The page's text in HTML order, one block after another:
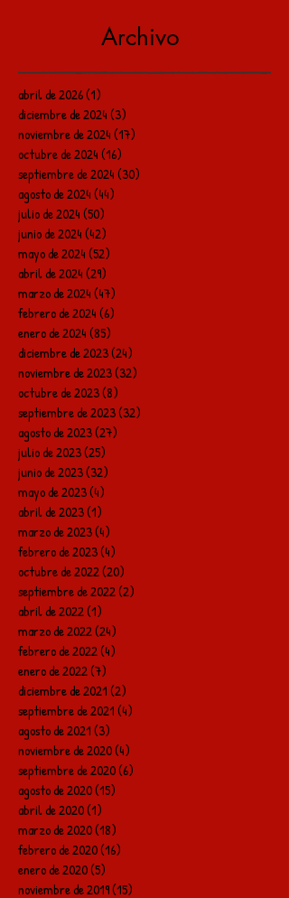
Archivo
abril de 2026(1)
diciembre de 2024(3)
noviembre de 2024(17)
octubre de 2024(16)
septiembre de 2024(30)
agosto de 2024(44)
julio de 2024(50)
junio de 2024(42)
mayo de 2024(52)
abril de 2024(29)
marzo de 2024(47)
febrero de 2024(6)
enero de 2024(85)
diciembre de 2023(24)
noviembre de 2023(32)
octubre de 2023(8)
septiembre de 2023(32)
agosto de 2023(27)
julio de 2023(25)
junio de 2023(32)
mayo de 2023(4)
abril de 2023(1)
marzo de 2023(4)
febrero de 2023(4)
octubre de 2022(20)
septiembre de 2022(2)
abril de 2022(1)
marzo de 2022(24)
febrero de 2022(4)
enero de 2022(7)
diciembre de 2021(2)
septiembre de 2021(4)
agosto de 2021(3)
noviembre de 2020(4)
septiembre de 2020(6)
agosto de 2020(15)
abril de 2020(1)
marzo de 2020(18)
febrero de 2020(16)
enero de 2020(5)
noviembre de 2019(15)